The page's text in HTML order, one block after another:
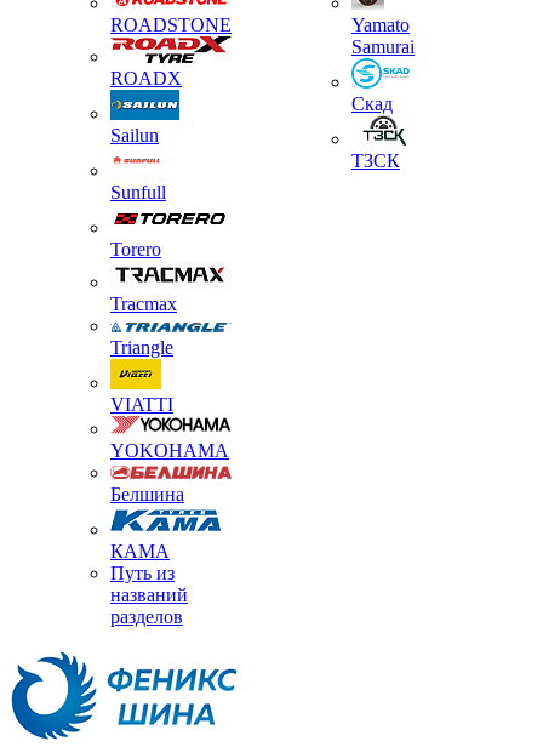
ROADSTONE
ROADX
Sailun
Sunfull
Torero
Tracmax
Triangle
VIATTI
YOKOHAMA
Белшина
КАМА
Путь из
названий
разделов
Yamato
Samurai
Скад
ТЗСК